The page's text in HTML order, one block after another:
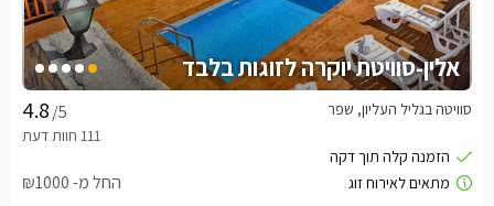
אלין-סוויטת יוקרה לזוגות בלבד
/5 סוויטה בגליל העליון, שפר
החל מ- ₪1000